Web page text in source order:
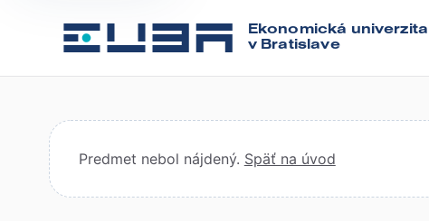
Ekonomická univerzita
v Bratislave
Predmet nebol nájdený. Späť na úvod